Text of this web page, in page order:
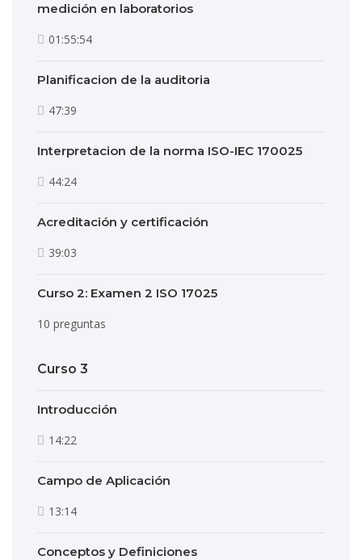
medición en laboratorios
01:55:54
Planificacion de la auditoria
47:39
Interpretacion de la norma ISO-IEC 170025
44:24
Acreditación y certificación
39:03
Curso 2: Examen 2 ISO 17025
10 preguntas
Curso 3
Introducción
14:22
Campo de Aplicación
13:14
Conceptos y Definiciones